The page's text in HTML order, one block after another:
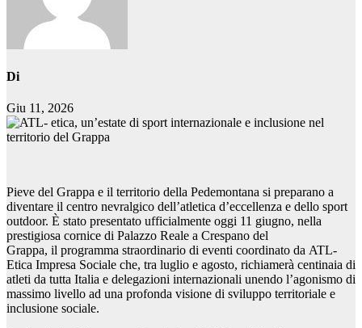
Di
Giu 11, 2026
Pieve del Grappa e il territorio della Pedemontana si preparano a
diventare il centro nevralgico dell’atletica d’eccellenza e dello sport
outdoor. È stato presentato ufficialmente oggi 11 giugno, nella
prestigiosa cornice di Palazzo Reale a Crespano del
Grappa, il programma straordinario di eventi coordinato da ATL-
Etica Impresa Sociale che, tra luglio e agosto, richiamerà centinaia di
atleti da tutta Italia e delegazioni internazionali unendo l’agonismo di
massimo livello ad una profonda visione di sviluppo territoriale e
inclusione sociale.